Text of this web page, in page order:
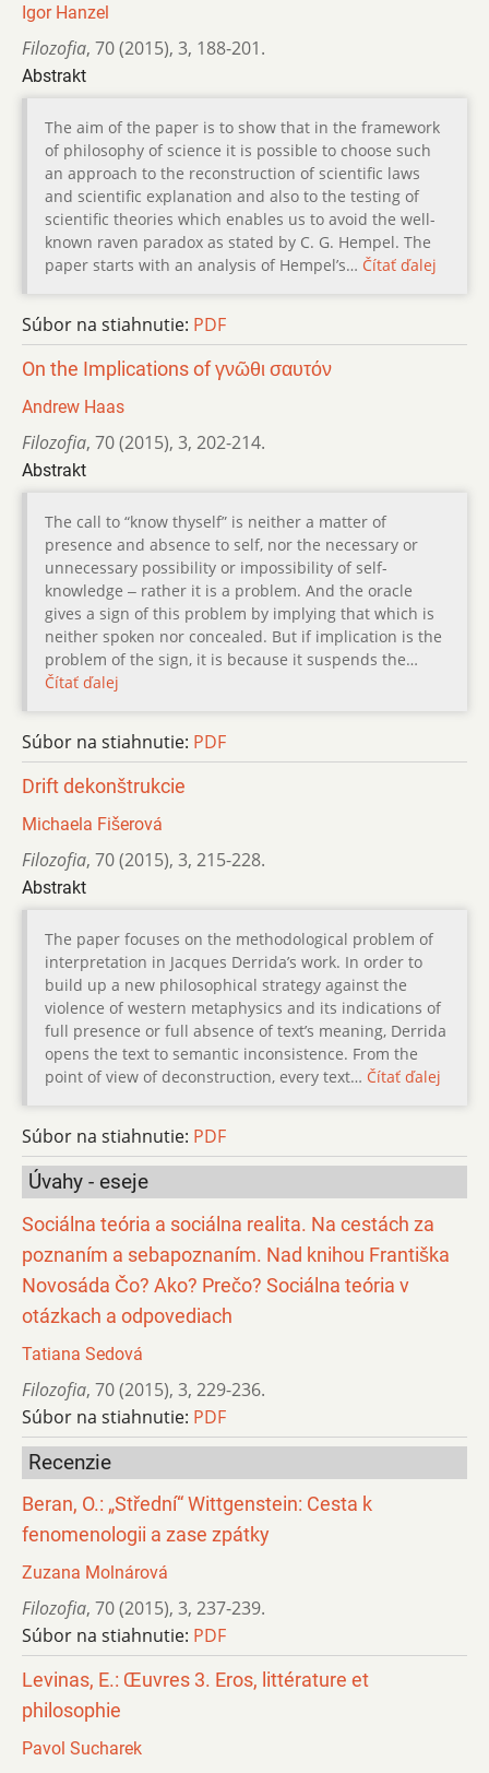
Igor Hanzel
Filozofia, 70 (2015), 3, 188-201.
Abstrakt
The aim of the paper is to show that in the framework
of philosophy of science it is possible to choose such
an approach to the reconstruction of scientific laws
and scientific explanation and also to the testing of
scientific theories which enables us to avoid the well-
known raven paradox as stated by C. G. Hempel. The
paper starts with an analysis of Hempel’s… Čítať ďalej
Súbor na stiahnutie: PDF
On the Implications of γνῶθι σαυτόν
Andrew Haas
Filozofia, 70 (2015), 3, 202-214.
Abstrakt
The call to “know thyself” is neither a matter of
presence and absence to self, nor the necessary or
unnecessary possibility or impossibility of self-
knowledge ‒ rather it is a problem. And the oracle
gives a sign of this problem by implying that which is
neither spoken nor concealed. But if implication is the
problem of the sign, it is because it suspends the…
Čítať ďalej
Súbor na stiahnutie: PDF
Drift dekonštrukcie
Michaela Fišerová
Filozofia, 70 (2015), 3, 215-228.
Abstrakt
The paper focuses on the methodological problem of
interpretation in Jacques Derridaʼs work. In order to
build up a new philosophical strategy against the
violence of western metaphysics and its indications of
full presence or full absence of textʼs meaning, Derrida
opens the text to semantic inconsistence. From the
point of view of deconstruction, every text… Čítať ďalej
Súbor na stiahnutie: PDF
Úvahy - eseje
Sociálna teória a sociálna realita. Na cestách za
poznaním a sebapoznaním. Nad knihou Františka
Novosáda Čo? Ako? Prečo? Sociálna teória v
otázkach a odpovediach
Tatiana Sedová
Filozofia, 70 (2015), 3, 229-236.
Súbor na stiahnutie: PDF
Recenzie
Beran, O.: „Střední“ Wittgenstein: Cesta k
fenomenologii a zase zpátky
Zuzana Molnárová
Filozofia, 70 (2015), 3, 237-239.
Súbor na stiahnutie: PDF
Levinas, E.: Œuvres 3. Eros, littérature et
philosophie
Pavol Sucharek